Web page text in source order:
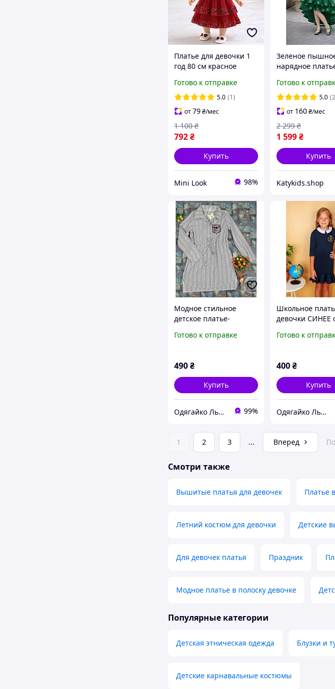
Платье для девочки 1
год 80 см красное
фатином и пайетками |
на день рождения,
фотосессию, крестины
Готово к отправке
5.0 (1)
от79₴/мес
792₴
1 100 ₴
Купить
Mini Look 98%
Зеленое
нарядное
3-4 года
Готово к
5.0
от 160₴/мес
1 599₴
2 299 ₴
Купить
Katykids.shop
Модное стильное
детское платье-
девочки 158см серое
Готово к отправке
490₴
Купить
Одягайко Львів інтернет-магазин 99%
Школьное
девочки СИНЕЕ
ТОЛЬКО!
Готово к
400₴
Купить
Одягайко Львів інтернет-магазин
1 2 3 ... Вперед
Смотри также
Вышитые платья для девочек Платье
Летний костюм для девочки Детские
Для девочек платья Праздник
Модное платье в полоску девочке
Популярные категории
Детская этническая одежда Блузки и
Детские карнавальные костюмы